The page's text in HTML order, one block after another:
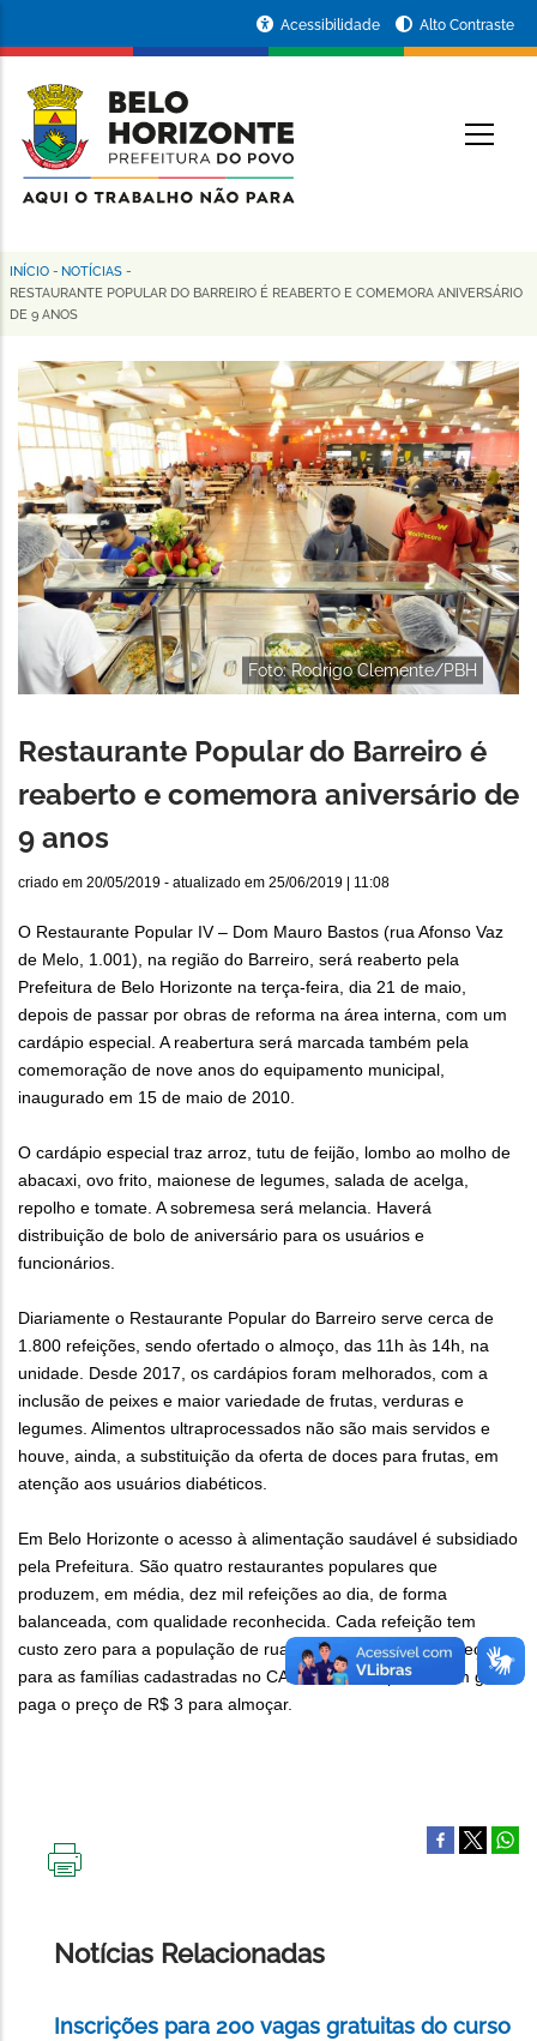
conteúdo
principal
da
Prefeitura
de
Horizonte
Acessibilidade Alto Contraste
Trilha
de
navegação
INÍCIO - NOTÍCIAS -
RESTAURANTE POPULAR DO BARREIRO É REABERTO E COMEMORA ANIVERSÁRIO
DE 9 ANOS
Foto: Rodrigo Clemente/PBH
Restaurante Popular do Barreiro é
reaberto e comemora aniversário de
9 anos
criado em 20/05/2019 - atualizado em 25/06/2019 | 11:08
O Restaurante Popular IV – Dom Mauro Bastos (rua Afonso Vaz
de Melo, 1.001), na região do Barreiro, será reaberto pela
Prefeitura de Belo Horizonte na terça-feira, dia 21 de maio,
depois de passar por obras de reforma na área interna, com um
cardápio especial. A reabertura será marcada também pela
comemoração de nove anos do equipamento municipal,
inaugurado em 15 de maio de 2010.
O cardápio especial traz arroz, tutu de feijão, lombo ao molho de
abacaxi, ovo frito, maionese de legumes, salada de acelga,
repolho e tomate. A sobremesa será melancia. Haverá
distribuição de bolo de aniversário para os usuários e
funcionários.
Diariamente o Restaurante Popular do Barreiro serve cerca de
1.800 refeições, sendo ofertado o almoço, das 11h às 14h, na
unidade. Desde 2017, os cardápios foram melhorados, com a
inclusão de peixes e maior variedade de frutas, verduras e
legumes. Alimentos ultraprocessados não são mais servidos e
houve, ainda, a substituição da oferta de doces para frutas, em
atenção aos usuários diabéticos.
Em Belo Horizonte o acesso à alimentação saudável é subsidiado
pela Prefeitura. São quatro restaurantes populares que
produzem, em média, dez mil refeições ao dia, de forma
balanceada, com qualidade reconhecida. Cada refeição tem
custo zero para a população de rua, sai pela metade do preço
para as famílias cadastradas no CAD Único, e o público em geral
paga o preço de R$ 3 para almoçar.
Notícias Relacionadas
Inscrições para 200 vagas gratuitas do curso